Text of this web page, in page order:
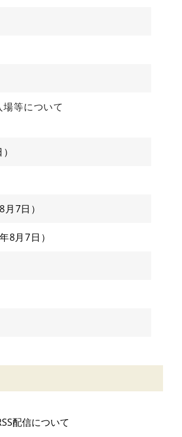
等について
月7日
8月7日
配信について